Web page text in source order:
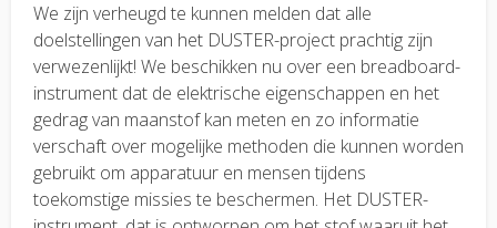
We zijn verheugd te kunnen melden dat alle
doelstellingen van het DUSTER-project prachtig zijn
verwezenlijkt! We beschikken nu over een breadboard-
instrument dat de elektrische eigenschappen en het
gedrag van maanstof kan meten en zo informatie
verschaft over mogelijke methoden die kunnen worden
gebruikt om apparatuur en mensen tijdens
toekomstige missies te beschermen. Het DUSTER-